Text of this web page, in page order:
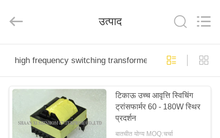
उत्पादों
वीडियो
Enterprise
Co.,Ltd.
Reserved.
उत्पाद
high frequency switching transformer
टिकाऊ उच्च आवृत्ति स्विचिंग
ट्रांसफार्मर 60 - 180W स्थिर
प्रदर्शन
बातचीत योग्य MOQ:चर्चा